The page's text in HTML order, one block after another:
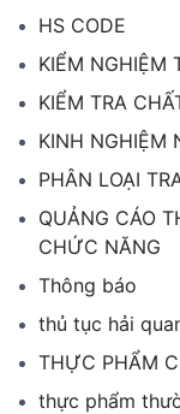
HS CODE
KIỂM NGHIỆM
KIỂM TRA
KINH NGHIỆM
PHÂN LOẠI
QUẢNG CÁO
CHỨC NĂNG
Thông báo
thủ tục hải
THỰC PHẨM
thực phẩm